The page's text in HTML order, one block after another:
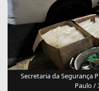
Secretaria da Segurança
Paulo /